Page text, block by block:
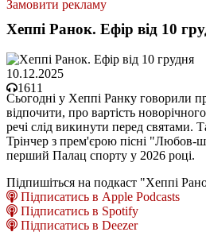
Замовити рекламу
Хеппі Ранок. Ефір від 10
10.12.2025
1611
Сьогодні у Хеппі Ранку говорили
відпочити, про вартість
речі слід викинути перед святами.
Трінчер з прем'єрою пісні "Любов-
перший Палац спорту у 2026 році.
Підпишіться на подкаст "Хеппі
Підписатись в Apple Podcasts
Підписатись в Spotify
Підписатись в Deezer